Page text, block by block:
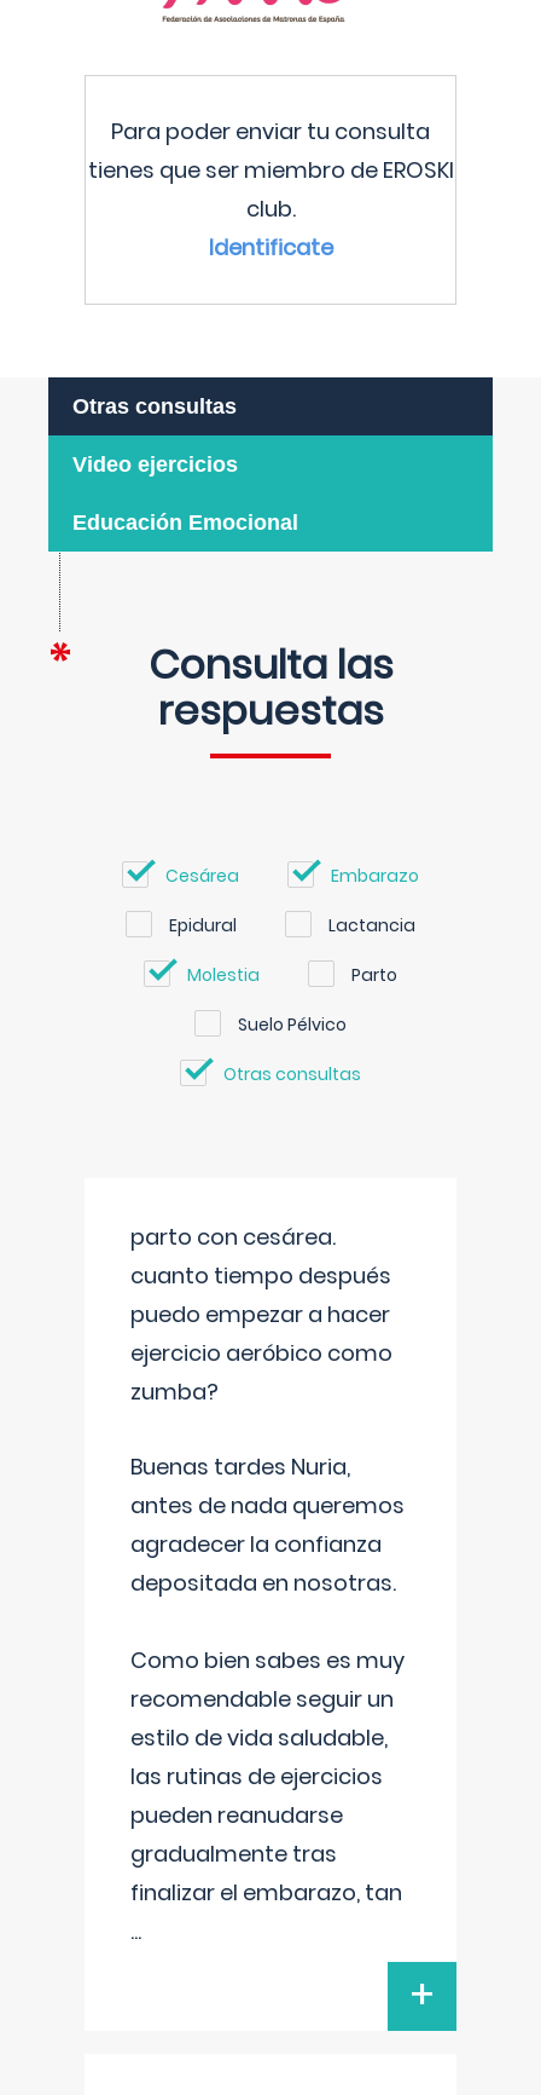
Para poder enviar tu consulta
tienes que ser miembro de EROSKI
club.
Identificate
Otras consultas
Video ejercicios
Educación Emocional
Consulta las
respuestas
Cesárea Embarazo
Epidural Lactancia
Molestia Parto
Suelo Pélvico
Otras consultas
parto con cesárea.
cuanto tiempo después
puedo empezar a hacer
ejercicio aeróbico como
zumba?
Buenas tardes Nuria,
antes de nada queremos
agradecer la confianza
depositada en nosotras.
Como bien sabes es muy
recomendable seguir un
estilo de vida saludable,
las rutinas de ejercicios
pueden reanudarse
gradualmente tras
finalizar el embarazo, tan
...
+